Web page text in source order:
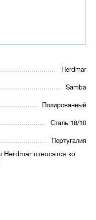
Herdmar
Samba
Полированный
Сталь 18/10
Португалия
относятся ко